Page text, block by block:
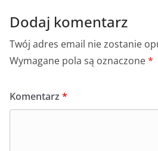
Dodaj komentarz
Twój adres email nie zostanie
Wymagane pola są oznaczone*
Komentarz *